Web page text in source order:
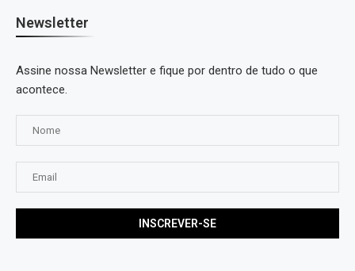
Newsletter
Assine nossa Newsletter e fique por dentro de tudo o que
acontece.